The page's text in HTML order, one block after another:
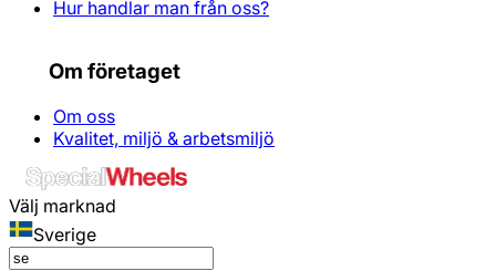
Hur handlar man från oss?
Om företaget
Om oss
Kvalitet, miljö & arbetsmiljö
Välj marknad
Sverige